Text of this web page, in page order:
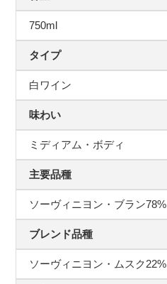
750ml
タイプ
白ワイン
味わい
ミディアム・ボディ
主要品種
ソーヴィニヨン・ブラン78%
ブレンド品種
ソーヴィニヨン・ムスク22%